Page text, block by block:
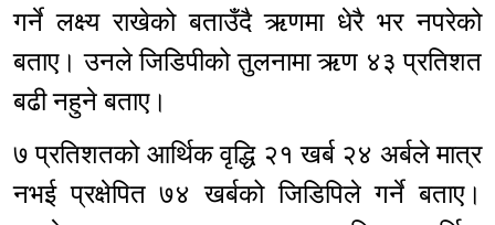
गर्ने लक्ष्य राखेको बताउँदै ऋणमा धेरै भर नपरेको
बताए। उनले जिडिपीको तुलनामा ऋण ४३ प्रतिशत
बढी नहुने बताए।
७ प्रतिशतको आर्थिक वृद्धि २१ खर्ब २४ अर्बले मात्र
नभई प्रक्षेपित ७४ खर्बको जिडिपिले गर्ने बताए।